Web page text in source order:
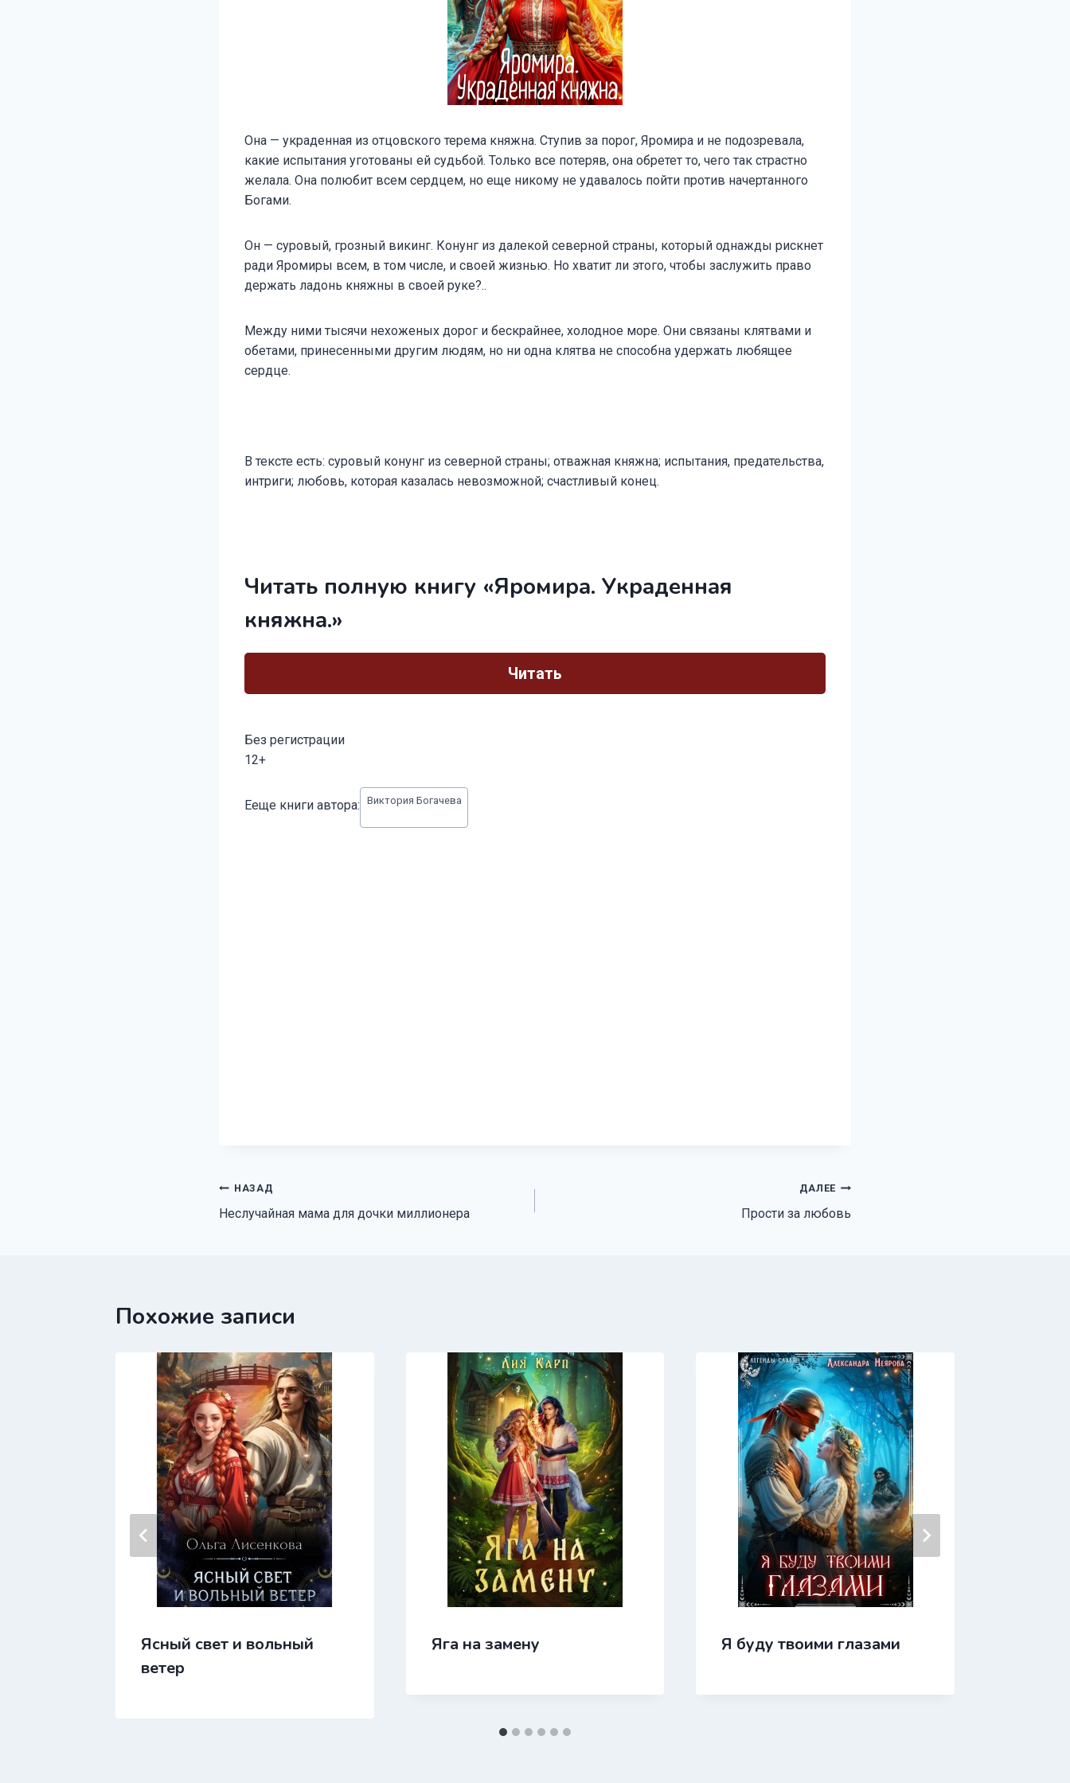
Она — украденная из отцовского терема княжна. Ступив за порог, Яромира и не подозревала,
какие испытания уготованы ей судьбой. Только все потеряв, она обретет то, чего так страстно
желала. Она полюбит всем сердцем, но еще никому не удавалось пойти против начертанного
Богами.
Он — суровый, грозный викинг. Конунг из далекой северной страны, который однажды рискнет
ради Яромиры всем, в том числе, и своей жизнью. Но хватит ли этого, чтобы заслужить право
держать ладонь княжны в своей руке?..
Между ними тысячи нехоженых дорог и бескрайнее, холодное море. Они связаны клятвами и
обетами, принесенными другим людям, но ни одна клятва не способна удержать любящее
сердце.
В тексте есть: суровый конунг из северной страны; отважная княжна; испытания, предательства,
интриги; любовь, которая казалась невозможной; счастливый конец.
Читать полную книгу «Яромира. Украденная
княжна.»
Читать
Без регистрации
12+
записи:
Ееще книги автора: Виктория Богачева
Навигация
по
НАЗАД
Неслучайная мама для дочки миллионера
ДАЛЕЕ
Прости за любовь
Похожие записи
Ясный свет и вольный
ветер
Яга на замену Я буду твоими глазами